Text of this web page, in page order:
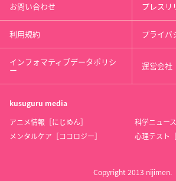
お問い合わせ プレスリ
利用規約 プライバ
インフォマティブデータポリシ
ー 運営会社
kusuguru media
アニメ情報［にじめん］
科学ニュー
メンタルケア［ココロジー］
心理テスト
Copyright 2013 nijimen.